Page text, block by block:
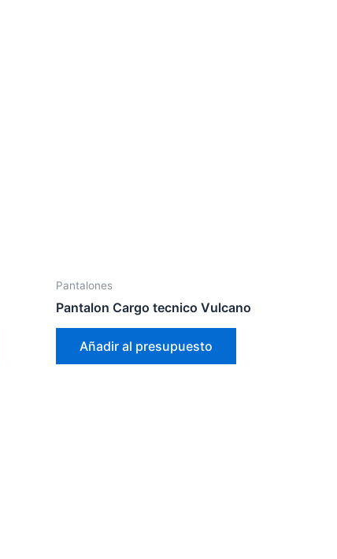
Pantalones
Pantalon Cargo tecnico Vulcano
Añadir al presupuesto